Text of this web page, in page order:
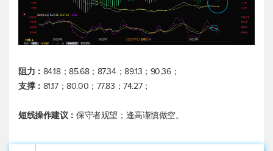
阻力： 84.18；85.68；87.34；89.13；90.36；
支撑： 81.17；80.00；77.83；74.27；
短线操作建议：保守者观望；逢高谨慎做空。